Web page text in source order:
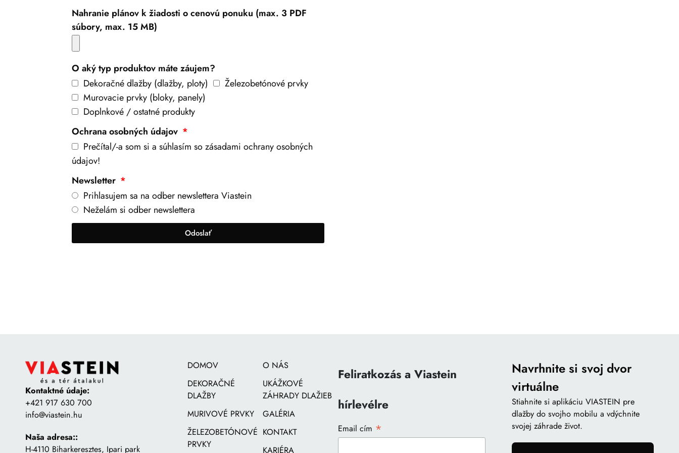
Nahranie plánov k žiadosti o cenovú ponuku (max. 3 PDF
súbory, max. 15 MB)
O aký typ produktov máte záujem?
Dekoračné dlažby (dlažby, ploty)
Železobetónové prvky
Murovacie prvky (bloky, panely)
Doplnkové / ostatné produkty
Ochrana osobných údajov
Prečítal/-a som si a súhlasím so zásadami ochrany osobných
údajov!
Newsletter
Prihlasujem sa na odber newslettera Viastein
Neželám si odber newslettera
Odoslať
Kontaktné údaje:
+421 917 630 700
info@viastein.hu
Naša adresa::
H-4110 Biharkeresztes, Ipari park
DOMOV
DEKORAČNÉ
DLAŽBY
MURIVOVÉ PRVKY
ŽELEZOBETÓNOVÉ
PRVKY
O NÁS
UKÁŽKOVÉ
ZÁHRADY DLAŽIEB
GALÉRIA
KONTAKT
KARIÉRA
Feliratkozás a Viastein
hírlevélre
Email cím *
Navrhnite si svoj dvor
virtuálne
Stiahnite si aplikáciu VIASTEIN pre
dlažby do svojho mobilu a vdýchnite
svojej záhrade život.